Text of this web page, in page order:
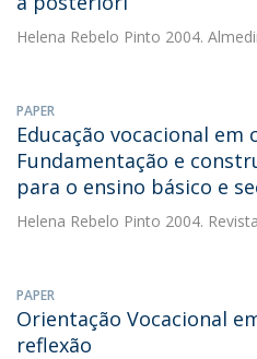
Helena Rebelo Pinto 2004.
PAPER
Educação vocacional em
Fundamentação e
para o ensino básico e
Helena Rebelo Pinto 2004.
PAPER
Orientação Vocacional
reflexão